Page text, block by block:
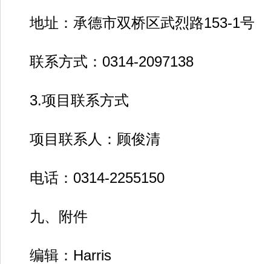
地址：承德市双桥区武烈路153-1号
联系方式：0314-2097138
3.项目联系方式
项目联系人：顾俊清
电话：0314-2255150
九、附件
编辑：Harris